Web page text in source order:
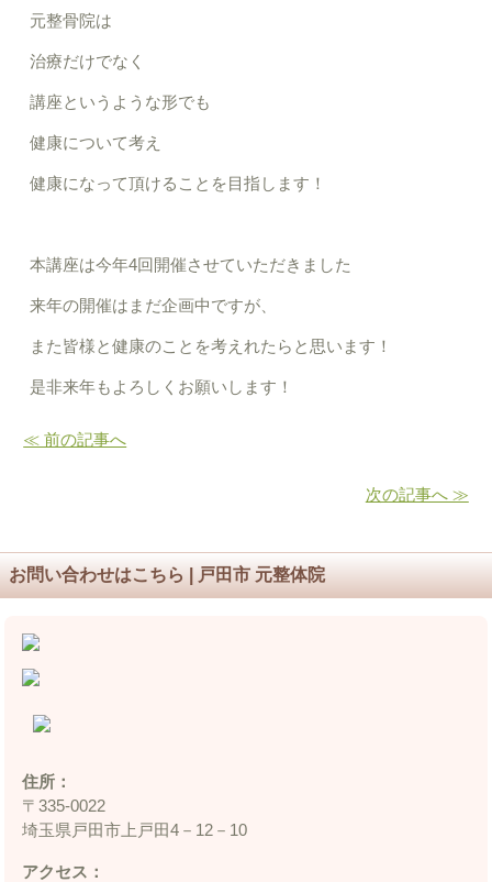
元整骨院は
治療だけでなく
講座というような形でも
健康について考え
健康になって頂けることを目指します！
本講座は今年4回開催させていただきました
来年の開催はまだ企画中ですが、
また皆様と健康のことを考えれたらと思います！
是非来年もよろしくお願いします！
≪ 前の記事へ
次の記事へ ≫
お問い合わせはこちら | 戸田市 元整体院
住所：
〒335‐0022
埼玉県戸田市上戸田4－12－10
アクセス：